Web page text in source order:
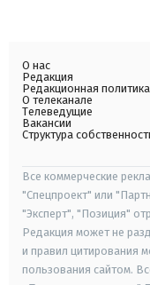
О нас
Редакция
Редакционная политика
О телеканале
Телеведущие
Вакансии
Структура
Все коммерческие
"Спецпроект" или
"Эксперт", "Позиция"
Редакция может не
и правил цитирования
пользования сайтом.